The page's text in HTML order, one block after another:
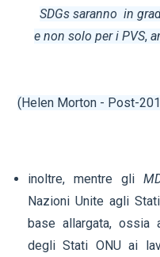
SDGs saranno in
e non solo per i PVS,
(Helen Morton - Post-
inoltre, mentre gli
Nazioni Unite agli
base allargata, ossia
degli Stati ONU ai